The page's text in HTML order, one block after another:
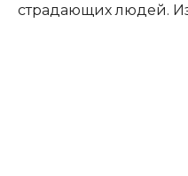
страдающих людей.